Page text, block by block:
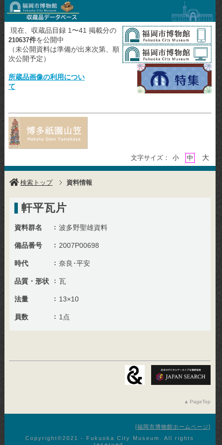
現在、収蔵品目録 1〜41 掲載分の
210637件を公開中
（未公開資料は準備が出来次第、順
次公開予定）
所蔵品画像の利用につい
て
文字サイズ： 小 中 大
検索トップ 資料情報
軒平瓦片
資料群名 波多野聖雄資料
備品番号 2007P00698
時代 奈良･平安
品質・形状 瓦
法量 13×10
員数 1点
PageTop
福岡市博物館ホームページ
Copyright©︎2021 - Fukuoka City Museum. All rights